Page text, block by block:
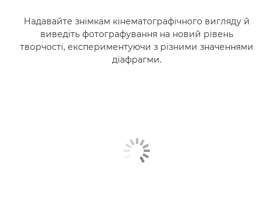
Надавайте знімкам кінематографічного вигляду й
виведіть фотографування на новий рівень
творчості, експериментуючи з різними значеннями
діафрагми.